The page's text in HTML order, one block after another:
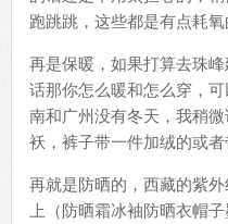
跑跳跳，这些都是有点耗氧
再是保暖，如果打算去珠
话那你怎么暖和怎么穿，
南和广州没有冬天，我稍
袄，裤子带一件加绒的或者
再就是防晒的，西藏的紫
上（防晒霜冰袖防晒衣帽